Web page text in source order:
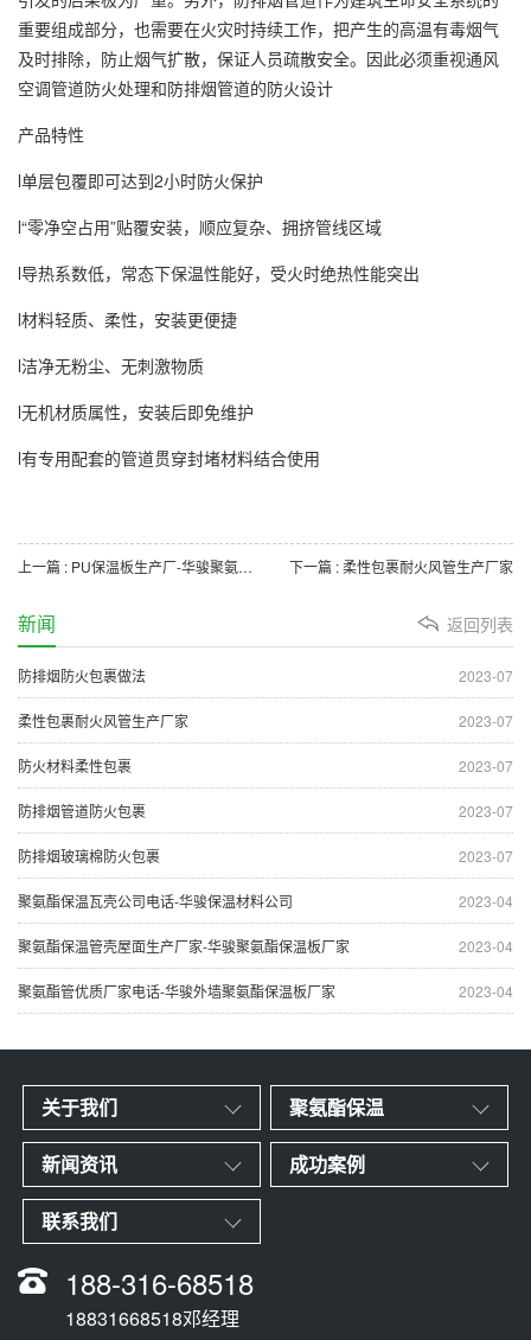
重要组成部分，也需要在火灾时持续工作，把产生的高温有毒烟气
及时排除，防止烟气扩散，保证人员疏散安全。因此必须重视通风
空调管道防火处理和防排烟管道的防火设计
产品特性
l单层包覆即可达到2小时防火保护
l“零净空占用”贴覆安装，顺应复杂、拥挤管线区域
l导热系数低，常态下保温性能好，受火时绝热性能突出
l材料轻质、柔性，安装更便捷
l洁净无粉尘、无刺激物质
l无机材质属性，安装后即免维护
l有专用配套的管道贯穿封堵材料结合使用
上一篇 : PU保温板生产厂-华骏聚氨酯外墙板厂家 下一篇 : 柔性包裹耐火风管生产厂家
返回列表
新闻
2023-07
防排烟防火包裹做法
2023-07
柔性包裹耐火风管生产厂家
2023-07
防火材料柔性包裹
2023-07
防排烟管道防火包裹
2023-07
防排烟玻璃棉防火包裹
2023-04
聚氨酯保温瓦壳公司电话-华骏保温材料公司
2023-04
聚氨酯保温管壳屋面生产厂家-华骏聚氨酯保温板厂家
2023-04
聚氨酯管优质厂家电话-华骏外墙聚氨酯保温板厂家
关于我们 聚氨酯保温
新闻资讯 成功案例
联系我们
188-316-68518
18831668518邓经理